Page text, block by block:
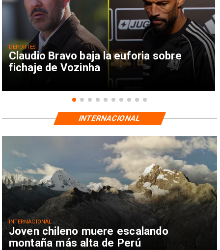
Claudio Bravo baja la euforia sobre
fichaje de Vozinha
DEPORTES
Joven chileno muere escalando
montaña más alta de Perú
INTERNACIONAL
INTERNACIONAL